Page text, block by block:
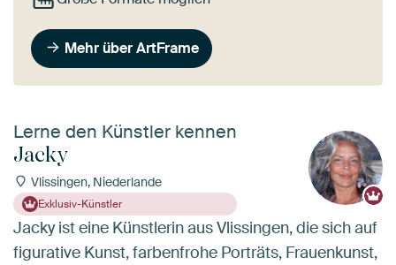
Mehr über ArtFrame
Lerne den Künstler kennen
Jacky
Vlissingen, Niederlande
Exklusiv-Künstler
Jacky ist eine Künstlerin aus Vlissingen, die sich auf
figurative Kunst, farbenfrohe Porträts, Frauenkunst,